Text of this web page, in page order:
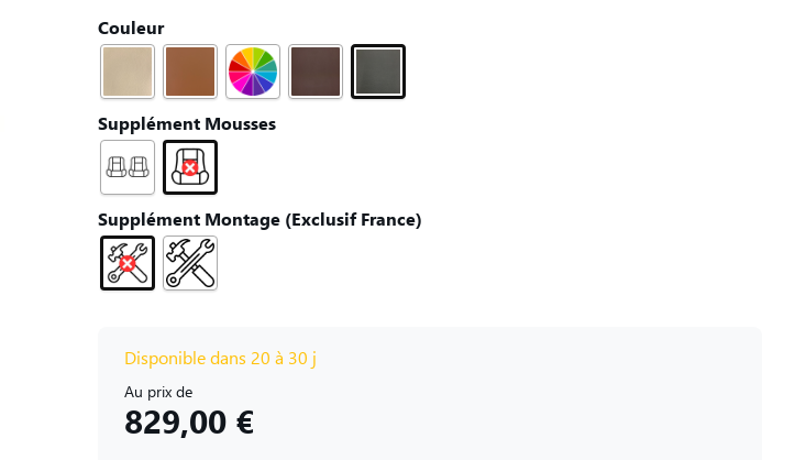
Couleur
Supplément Mousses
Supplément Montage (Exclusif France)
Disponible dans 20 à 30 j
Au prix de
829,00 €